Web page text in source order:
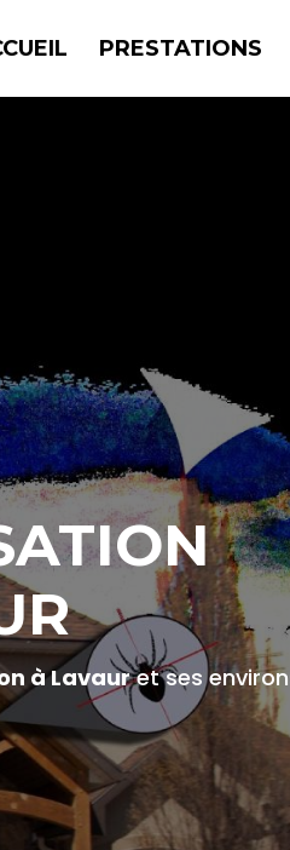
PRESTATIONS
à Lavauret ses